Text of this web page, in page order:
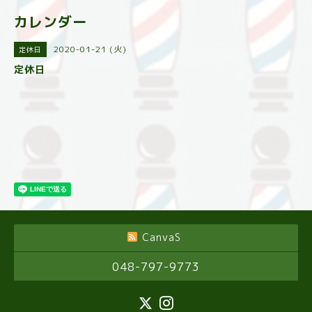
カレンダー
定休日 2020-01-21 (火)
定休日
CanvaS
048-797-9773